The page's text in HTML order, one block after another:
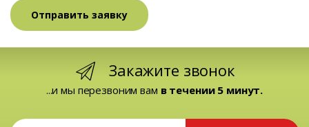
Закажите звонок
...и мы перезвоним вам в течении 5 минут.